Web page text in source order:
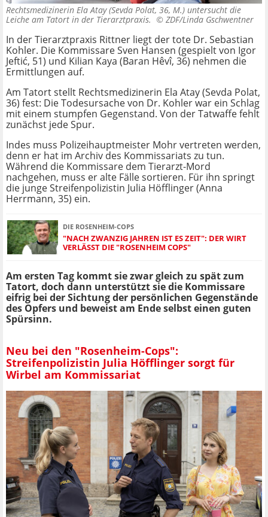
Rechtsmedizinerin Ela Atay (Sevda Polat, 36, M.) untersucht die
Leiche am Tatort in der Tierarztpraxis. © ZDF/Linda Gschwentner
In der Tierarztpraxis Rittner liegt der tote Dr. Sebastian
Kohler. Die Kommissare Sven Hansen (gespielt von Igor
Jeftić, 51) und Kilian Kaya (Baran Hêvî, 36) nehmen die
Ermittlungen auf.
Am Tatort stellt Rechtsmedizinerin Ela Atay (Sevda Polat,
36) fest: Die Todesursache von Dr. Kohler war ein Schlag
mit einem stumpfen Gegenstand. Von der Tatwaffe fehlt
zunächst jede Spur.
Indes muss Polizeihauptmeister Mohr vertreten werden,
denn er hat im Archiv des Kommissariats zu tun.
Während die Kommissare dem Tierarzt-Mord
nachgehen, muss er alte Fälle sortieren. Für ihn springt
die junge Streifenpolizistin Julia Höfflinger (Anna
Herrmann, 35) ein.
DIE ROSENHEIM-COPS
"NACH ZWANZIG JAHREN IST ES ZEIT": DER WIRT
VERLÄSST DIE "ROSENHEIM COPS"
Am ersten Tag kommt sie zwar gleich zu spät zum
Tatort, doch dann unterstützt sie die Kommissare
eifrig bei der Sichtung der persönlichen Gegenstände
des Opfers und beweist am Ende selbst einen guten
Spürsinn.
Neu bei den "Rosenheim-Cops":
Streifenpolizistin Julia Höfflinger sorgt für
Wirbel am Kommissariat